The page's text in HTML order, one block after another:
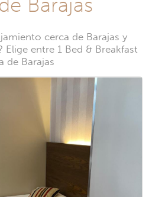
Barajas
cerca de Barajas y
entre 1 Bed & Breakfast
de Barajas